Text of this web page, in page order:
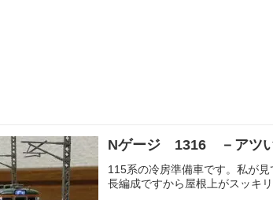
Nゲージ 1316 －アツい
115系の冷房準備車です。私が
長編成ですから屋根上がスッキ